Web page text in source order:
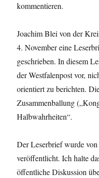
kommentieren.
Joachim Blei von der
4. November eine
geschrieben. In diesem
der Westfalenpost vor,
orientiert zu berichten.
Zusammenballung
Halbwahrheiten“.
Der Leserbrief wurde
veröffentlicht. Ich halte
öffentliche Diskussion